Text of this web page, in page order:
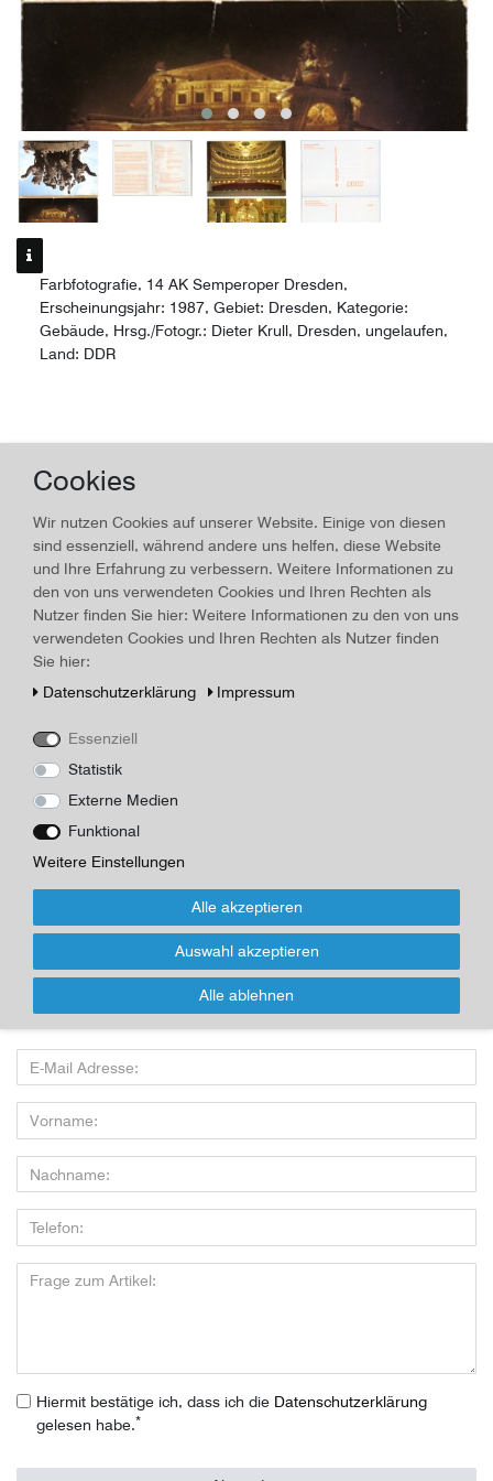
Farbfotografie, 14 AK Semperoper Dresden,
Erscheinungsjahr: 1987, Gebiet: Dresden, Kategorie:
Gebäude, Hrsg./Fotogr.: Dieter Krull, Dresden, ungelaufen,
Land: DDR
14 AK Semperoper Dresden
Land, Gebiet:Dresden, Erscheinungsjahr:1987
Technisches
Merkmal
Wert
Art.-ID 23266
Beschreibung
AK/Postkarte 14 farbige AK Semperoper Dresden, 1987, Maße
Mappe 10,7 x 15,0 cm, ungelaufen, unbeschrieben, sehr guter
Zustand
Briefmarke
60,00 EUR
Inhalt1Stück
Für Infos zum Artikel oder Kauf, bitte
Formular nutzen!
Wenn Sie den Artikel kaufen möchten, dann bitte das Formular
Hiermit bestätige ich, dass ich die Daten­schutz­erklärung
gelesen habe.*
Cookies
Wir nutzen Cookies auf unserer Website. Einige von diesen
sind essenziell, während andere uns helfen, diese Website
und Ihre Erfahrung zu verbessern. Weitere Informationen zu
den von uns verwendeten Cookies und Ihren Rechten als
Nutzer finden Sie hier: Weitere Informationen zu den von uns
verwendeten Cookies und Ihren Rechten als Nutzer finden
Sie hier:
Daten­schutz­erklärung
Impressum
Essenziell
Statistik
Externe Medien
Funktional
Weitere Einstellungen
Alle akzeptieren
Auswahl akzeptieren
Alle ablehnen